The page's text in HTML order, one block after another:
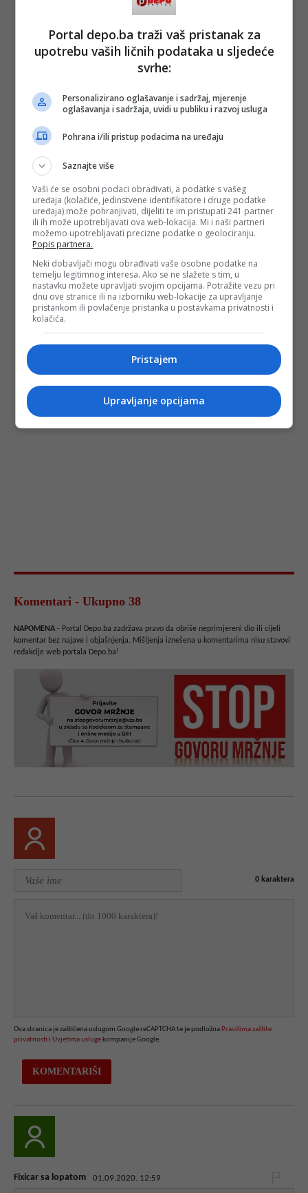
Komentari - Ukupno 38
NAPOMENA - Portal Depo.ba zadržava pravo da obriše neprimjereni dio ili cijeli
komentar bez najave i objašnjenja. Mišljenja iznešena u komentarima nisu stavovi
redakcije web portala Depo.ba!
0 karaktera
Ova stranica je zaštićena uslugom Google reCAPTCHA te je podložna Pravilima zaštite
privatnosti i Uvjetima usluge kompanije Google.
Fixicar sa lopatom 01.09.2020. 12:59
Portal depo.ba traži vaš pristanak za
upotrebu vaših ličnih podataka u sljedeće
svrhe:
Personalizirano oglašavanje i sadržaj, mjerenje
oglašavanja i sadržaja, uvidi u publiku i razvoj usluga
Pohrana i/ili pristup podacima na uređaju
Saznajte više
Vaši će se osobni podaci obrađivati, a podatke s vašeg
uređaja (kolačiće, jedinstvene identifikatore i druge podatke
uređaja) može pohranjivati, dijeliti te im pristupati 241 partner
ili ih može upotrebljavati ova web-lokacija. Mi i naši partneri
možemo upotrebljavati precizne podatke o geolociranju.
Popis partnera.
Neki dobavljači mogu obrađivati vaše osobne podatke na
temelju legitimnog interesa. Ako se ne slažete s tim, u
nastavku možete upravljati svojim opcijama. Potražite vezu pri
dnu ove stranice ili na izborniku web-lokacije za upravljanje
pristankom ili povlačenje pristanka u postavkama privatnosti i
kolačića.
Pristajem
Upravljanje opcijama